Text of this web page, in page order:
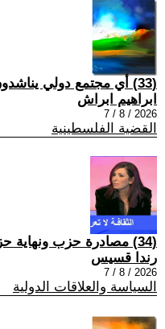
(33) أي مجتمع دولي يناشدون؟
ابراهيم ابراش
2026 / 8 / 7
القضية الفلسطينية
(34) مصادرة حزب ونهاية حزب: تركيا في نهاية حقبة
رندا قسيس
2026 / 8 / 7
السياسة والعلاقات الدولية